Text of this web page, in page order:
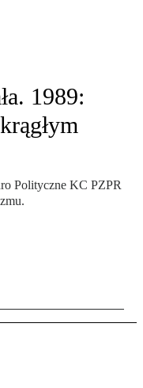
1989:
Polityczne KC PZPR